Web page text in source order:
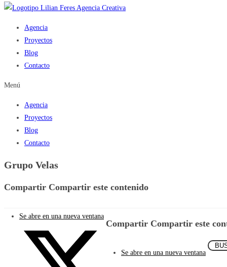
Agencia
Proyectos
Blog
Contacto
Menú
Agencia
Proyectos
Blog
Contacto
Grupo Velas
Compartir Compartir este contenido
Se abre en una nueva ventana
Compartir Compartir este
Se abre en una nueva ventana